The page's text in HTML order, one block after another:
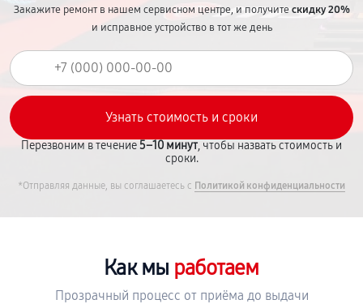
Закажите ремонт в нашем сервисном центре, и получитескидку 20%
и исправное устройство в тот же день
Перезвоним в течение5–10 минут, чтобы назвать стоимость и
сроки.
*Отправляя данные, вы соглашаетесь с Политикой конфиденциальности
Как мы работаем
Прозрачный процесс от приёма до выдачи